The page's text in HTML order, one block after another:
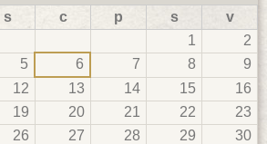
s c p s
v
1
2
5 6 7 8
9
12 13 14 15
16
19 20 21 22
23
26 27 28 29
30